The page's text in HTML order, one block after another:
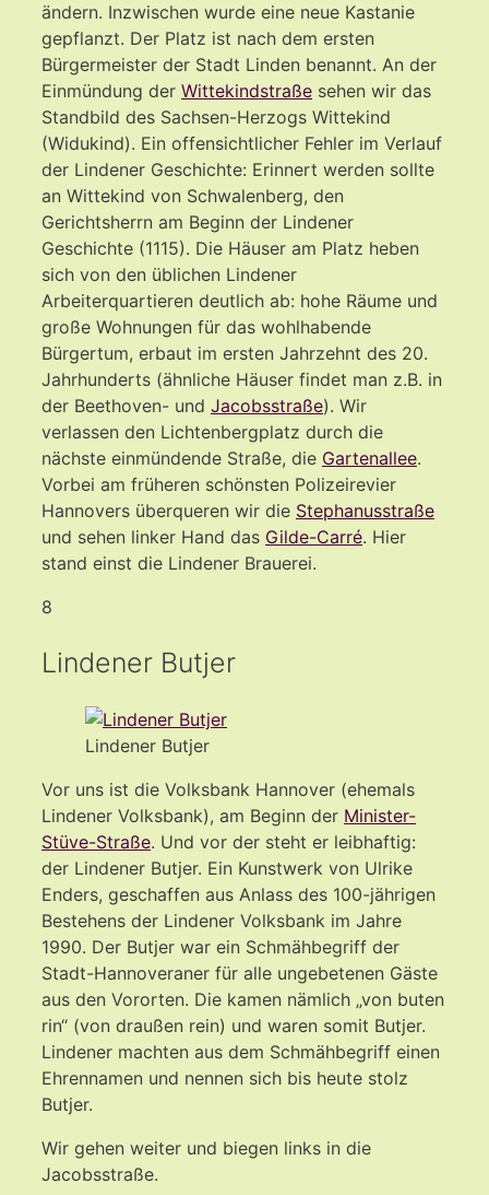
ändern. Inzwischen wurde eine neue Kastanie
gepflanzt. Der Platz ist nach dem ersten
Bürgermeister der Stadt Linden benannt. An der
Einmündung der Wittekindstraße sehen wir das
Standbild des Sachsen-Herzogs Wittekind
(Widukind). Ein offensichtlicher Fehler im Verlauf
der Lindener Geschichte: Erinnert werden sollte
an Wittekind von Schwalenberg, den
Gerichtsherrn am Beginn der Lindener
Geschichte (1115). Die Häuser am Platz heben
sich von den üblichen Lindener
Arbeiterquartieren deutlich ab: hohe Räume und
große Wohnungen für das wohlhabende
Bürgertum, erbaut im ersten Jahrzehnt des 20.
Jahrhunderts (ähnliche Häuser findet man z.B. in
der Beethoven- und Jacobsstraße). Wir
verlassen den Lichtenbergplatz durch die
nächste einmündende Straße, die Gartenallee.
Vorbei am früheren schönsten Polizeirevier
Hannovers überqueren wir die Stephanusstraße
und sehen linker Hand das Gilde-Carré. Hier
stand einst die Lindener Brauerei.
8
Lindener Butjer
Lindener Butjer
Vor uns ist die Volksbank Hannover (ehemals
Lindener Volksbank), am Beginn der Minister-
Stüve-Straße. Und vor der steht er leibhaftig:
der Lindener Butjer. Ein Kunstwerk von Ulrike
Enders, geschaffen aus Anlass des 100-jährigen
Bestehens der Lindener Volksbank im Jahre
1990. Der Butjer war ein Schmähbegriff der
Stadt-Hannoveraner für alle ungebetenen Gäste
aus den Vororten. Die kamen nämlich „von buten
rin“ (von draußen rein) und waren somit Butjer.
Lindener machten aus dem Schmähbegriff einen
Ehrennamen und nennen sich bis heute stolz
Butjer.
Wir gehen weiter und biegen links in die
Jacobsstraße.